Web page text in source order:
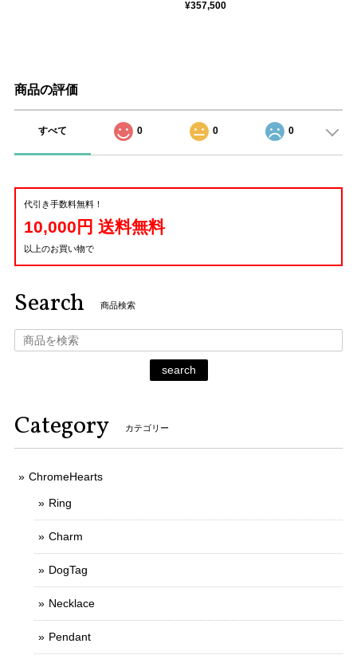
¥357,500
商品の評価
すべて 0 0 0
代引き手数料無料！
10,000円 送料無料
以上のお買い物で
Search 商品検索
search
Category カテゴリー
ChromeHearts
Ring
Charm
DogTag
Necklace
Pendant